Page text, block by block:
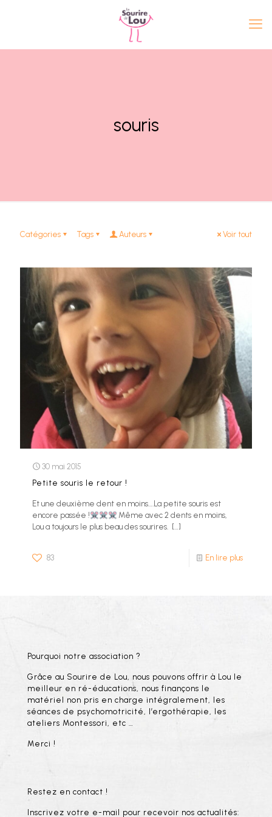
souris
Catégories Tags Auteurs Voir tout
30 mai 2015
Petite souris le retour !
Et une deuxième dent en moins….La petite souris est
encore passée !
Même avec 2 dents en moins,
Lou a toujours le plus beau des sourires. […]
83 En lire plus
Pourquoi notre association ?
Grâce au Sourire de Lou, nous pouvons offrir à Lou le
meilleur en ré-éducations, nous finançons le
matériel non pris en charge intégralement, les
séances de psychomotricité, l’ergothérapie, les
ateliers Montessori, etc …
Merci !
Restez en contact !
Inscrivez votre e-mail pour recevoir nos actualités: